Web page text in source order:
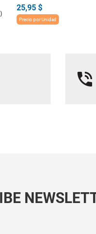
25,95 $
Precio por Unidad